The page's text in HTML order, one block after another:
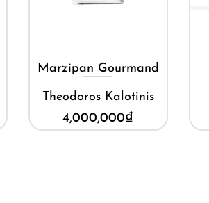
Marzipan Gourmand
Theodoros Kalotinis
4,000,000₫